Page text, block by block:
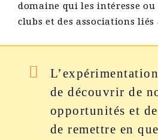
domaine qui les intéresse
clubs et des associations liés
de découvrir de
opportunités et
de remettre en